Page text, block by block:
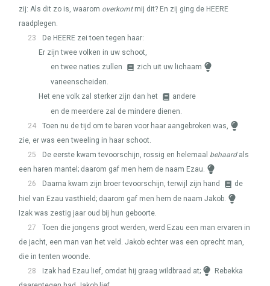
zij: Als dit zo is, waarom overkomtmij dit? En zij ging de HEERE
raadplegen.
23
De HEERE zei toen tegen haar:
Er zijn twee volken in uw schoot,
en twee naties zullen
zich uit uw lichaam
vaneenscheiden.
Het ene volk zal sterker zijn dan het
andere
en de meerdere zal de mindere dienen.
24
Toen nu de tijd om te baren voor haar aangebroken was,
zie, er was een tweeling in haar schoot.
25
De eerste kwam tevoorschijn, rossig en helemaal behaardals
een haren mantel; daarom gaf men hem de naam Ezau.
26
Daarna kwam zijn broer tevoorschijn, terwijl zijn hand
de
hiel van Ezau vasthield; daarom gaf men hem de naam Jakob.
Izak was zestig jaar oud bij hun geboorte.
27
Toen die jongens groot werden, werd Ezau een man ervaren in
de jacht, een man van het veld. Jakob echter was een oprecht man,
die in tenten woonde.
28
Izak had Ezau lief, omdat hij graag wildbraad at;
Rebekka